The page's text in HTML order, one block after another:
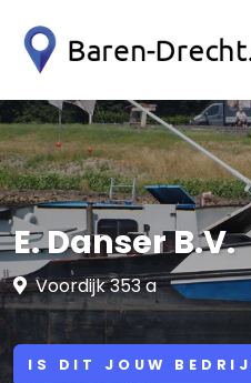
E. Danser B.V.
Voordijk 353 a
IS DIT JOUW